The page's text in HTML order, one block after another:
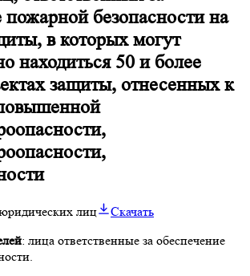
пожарной безопасности на
в которых могут
находиться 50 и более
защиты, отнесенных к
лиц
Скачать
: лица ответственные за обеспечение